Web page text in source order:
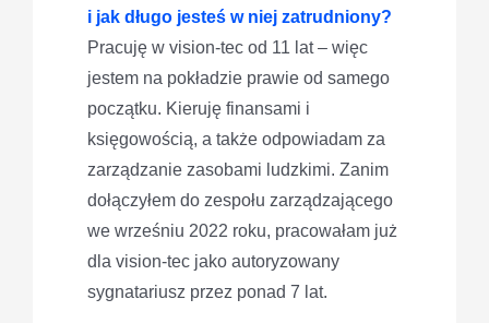
i jak długo jesteś w niej zatrudniony?
Pracuję w vision-tec od 11 lat – więc
jestem na pokładzie prawie od samego
początku. Kieruję finansami i
księgowością, a także odpowiadam za
zarządzanie zasobami ludzkimi. Zanim
dołączyłem do zespołu zarządzającego
we wrześniu 2022 roku, pracowałam już
dla vision-tec jako autoryzowany
sygnatariusz przez ponad 7 lat.